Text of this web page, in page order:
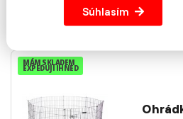
Viac
MÁM SKLADEM
EXPEDUJI IHNED
Súhlasím